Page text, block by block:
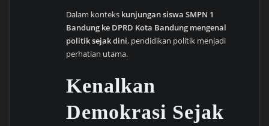
Dalam konteks kunjungan siswa SMPN 1
Bandung ke DPRD Kota Bandung mengenal
politik sejak dini, pendidikan politik menjadi
perhatian utama.
Kenalkan
Demokrasi Sejak